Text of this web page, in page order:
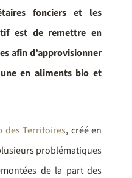
fonciers et les
est de remettre en
afin d’approvisionner
en aliments bio et
des Territoires, créé en
problématiques
de la part des